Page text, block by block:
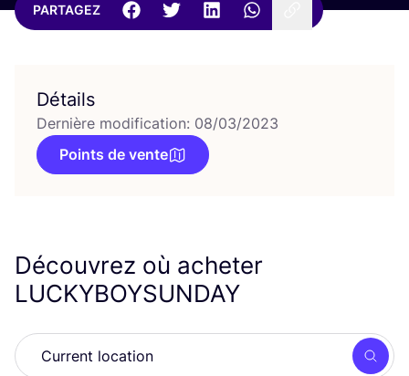
PARTAGEZ
Détails
Dernière modification: 08/03/2023
Points de vente
Découvrez où acheter
LUCKYBOYSUNDAY